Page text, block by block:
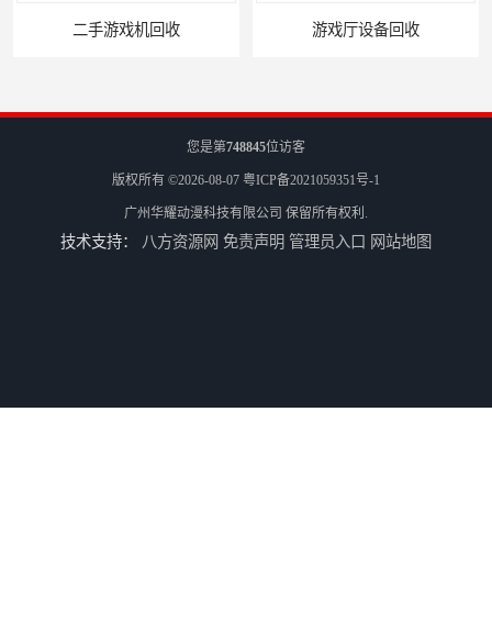
游戏厅设备回收
您是第748845位访客
版权所有 ©2026-08-07 粤ICP备2021059351号-1
广州华耀动漫科技有限公司 保留所有权利.
技术支持： 八方资源网 免责声明 管理员入口 网站地图